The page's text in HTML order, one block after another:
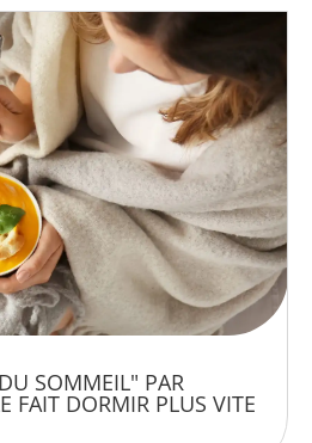
SOMMEIL" PAR
FAIT DORMIR PLUS VITE